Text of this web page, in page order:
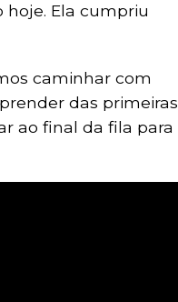
Ela cumpriu
caminhar com
das primeiras
ao final da fila para